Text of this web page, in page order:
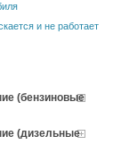
и не работает
(бензиновые
(дизельные